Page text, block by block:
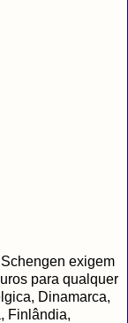
exigem
para qualquer
Dinamarca,
Finlândia,